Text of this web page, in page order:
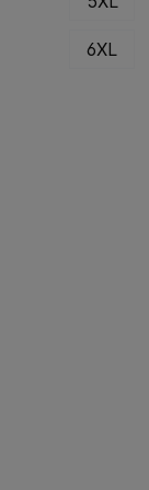
6XL